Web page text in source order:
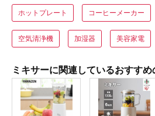
ホットプレート コーヒーメーカー
空気清浄機 加湿器 美容家電
ミキサーに関連しているおすすめ